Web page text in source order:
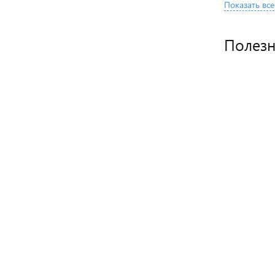
Показать все